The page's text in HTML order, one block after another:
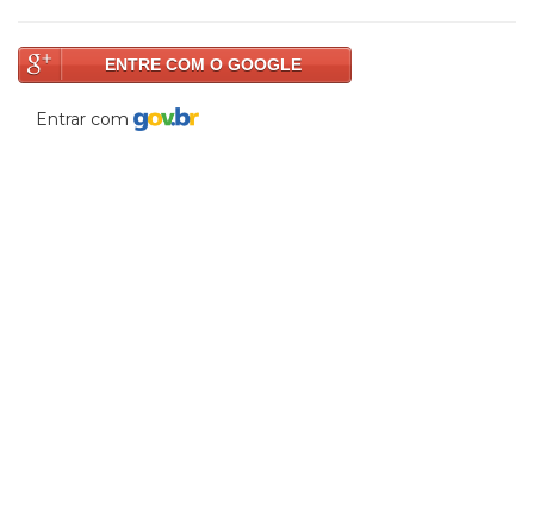
ENTRE COM O GOOGLE
Entrar com